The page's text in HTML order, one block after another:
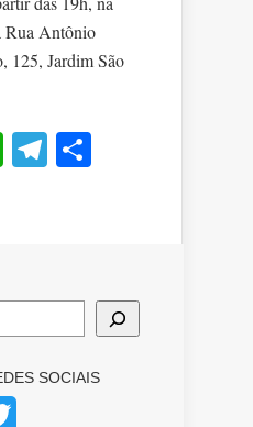
Rua Antônio
125, Jardim São
WhatsApp
Telegram
SOCIAIS